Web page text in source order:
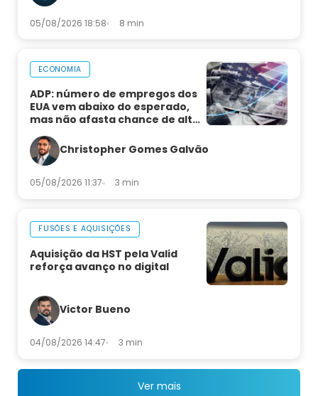
05/08/2026 18:58 8 min
ECONOMIA
ADP: número de empregos dos
EUA vem abaixo do esperado,
mas não afasta chance de alta
de juros
Christopher Gomes Galvão
05/08/2026 11:37 3 min
FUSÕES E AQUISIÇÕES
Aquisição da HST pela Valid
reforça avanço no digital
Victor Bueno
04/08/2026 14:47 3 min
Ver mais